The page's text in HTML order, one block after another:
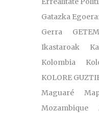
Gatazka
Gerra
GETEM
Ikastaroak
Kolombia
KOLORE
Maguaré
Mozambique